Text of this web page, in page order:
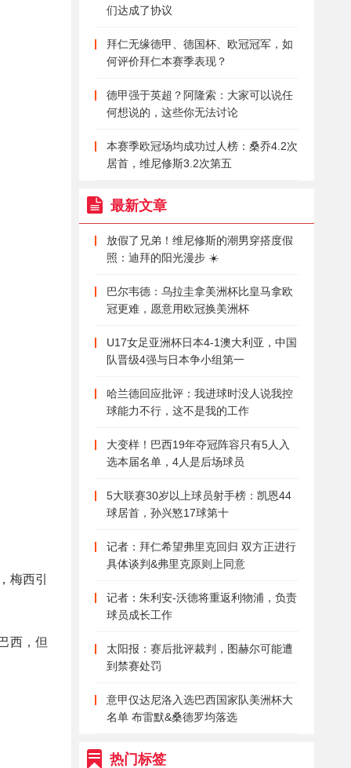
梅西引
西，但
们达成了协议
拜仁无缘德甲、德国杯、欧冠冠军，如
何评价拜仁本赛季表现？
德甲强于英超？阿隆索：大家可以说任
何想说的，这些你无法讨论
本赛季欧冠场均成功过人榜：桑乔4.2次
居首，维尼修斯3.2次第五
最新文章
放假了兄弟！维尼修斯的潮男穿搭度假
照：迪拜的阳光漫步 ☀️
巴尔韦德：乌拉圭拿美洲杯比皇马拿欧
冠更难，愿意用欧冠换美洲杯
U17女足亚洲杯日本4-1澳大利亚，中国
队晋级4强与日本争小组第一
哈兰德回应批评：我进球时没人说我控
球能力不行，这不是我的工作
大变样！巴西19年夺冠阵容只有5人入
选本届名单，4人是后场球员
5大联赛30岁以上球员射手榜：凯恩44
球居首，孙兴慜17球第十
记者：拜仁希望弗里克回归 双方正进行
具体谈判&弗里克原则上同意
记者：朱利安-沃德将重返利物浦，负责
球员成长工作
太阳报：赛后批评裁判，图赫尔可能遭
到禁赛处罚
意甲仅达尼洛入选巴西国家队美洲杯大
名单 布雷默&桑德罗均落选
热门标签